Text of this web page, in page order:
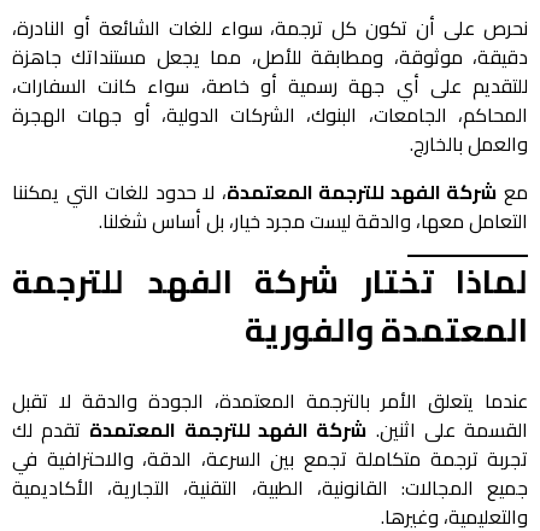
نحرص على أن تكون كل ترجمة، سواء للغات الشائعة أو النادرة،
دقيقة، موثوقة، ومطابقة للأصل، مما يجعل مستنداتك جاهزة
للتقديم على أي جهة رسمية أو خاصة، سواء كانت السفارات،
المحاكم، الجامعات، البنوك، الشركات الدولية، أو جهات الهجرة
والعمل بالخارج.
مع شركة الفهد للترجمة المعتمدة، لا حدود للغات التي يمكننا
التعامل معها، والدقة ليست مجرد خيار، بل أساس شغلنا.
لماذا تختار شركة الفهد للترجمة
المعتمدة والفورية
عندما يتعلق الأمر بالترجمة المعتمدة، الجودة والدقة لا تقبل
القسمة على اثنين. شركة الفهد للترجمة المعتمدة تقدم لك
تجربة ترجمة متكاملة تجمع بين السرعة، الدقة، والاحترافية في
جميع المجالات: القانونية، الطبية، التقنية، التجارية، الأكاديمية
والتعليمية، وغيرها.